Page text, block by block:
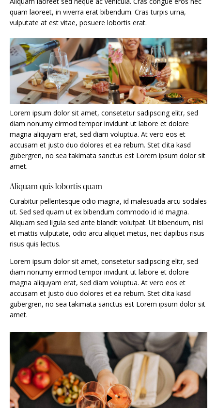
quam laoreet, in viverra erat bibendum. Cras turpis urna,
vulputate at est vitae, posuere lobortis erat.
Lorem ipsum dolor sit amet, consetetur sadipscing elitr, sed
diam nonumy eirmod tempor invidunt ut labore et dolore
magna aliquyam erat, sed diam voluptua. At vero eos et
accusam et justo duo dolores et ea rebum. Stet clita kasd
gubergren, no sea takimata sanctus est Lorem ipsum dolor sit
amet.
Aliquam quis lobortis quam
Curabitur pellentesque odio magna, id malesuada arcu sodales
ut. Sed sed quam ut ex bibendum commodo id id magna.
Aliquam sed ligula sed ante blandit volutpat. Ut bibendum, nisi
et mattis vulputate, odio arcu aliquet metus, nec dapibus risus
risus quis lectus.
Lorem ipsum dolor sit amet, consetetur sadipscing elitr, sed
diam nonumy eirmod tempor invidunt ut labore et dolore
magna aliquyam erat, sed diam voluptua. At vero eos et
accusam et justo duo dolores et ea rebum. Stet clita kasd
gubergren, no sea takimata sanctus est Lorem ipsum dolor sit
amet.